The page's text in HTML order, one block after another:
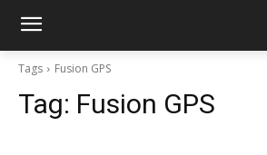
Tags Fusion GPS
Tag: Fusion GPS